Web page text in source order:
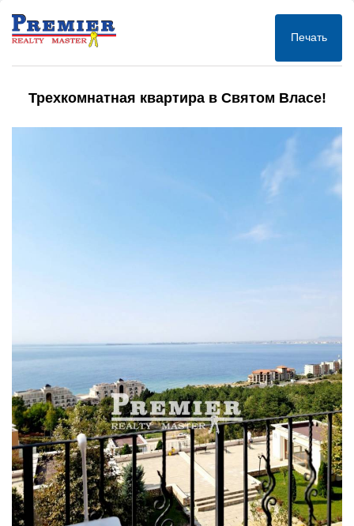
Печать
Трехкомнатная квартира в Святом Власе!